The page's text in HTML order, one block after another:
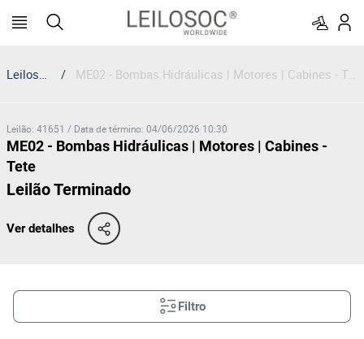
Leilosoc / ME02 - Bombas Hidráulicas | Motores | Cabines - Tete
Leilão: 41651 / Data de término: 04/06/2026 10:30
ME02 - Bombas Hidráulicas | Motores | Cabines -
Tete
Leilão Terminado
Ver detalhes
Filtro